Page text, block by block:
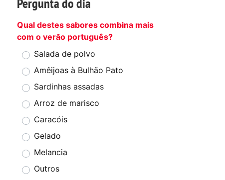
Pergunta do dia
Qual destes sabores combina mais
com o verão português?
Salada de polvo
Amêijoas à Bulhão Pato
Sardinhas assadas
Arroz de marisco
Caracóis
Gelado
Melancia
Outros